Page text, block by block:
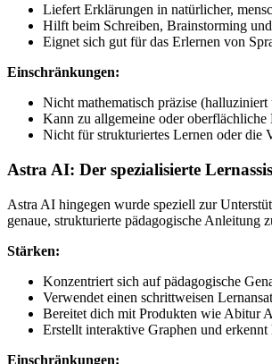
Liefert Erklärungen in natürlicher,
Hilft beim Schreiben, Brainstorming
Eignet sich gut für das Erlernen von
Einschränkungen:
Nicht mathematisch präzise
Kann zu allgemeine oder oberflächliche
Nicht für strukturiertes Lernen oder die
Astra AI: Der spezialisierte
Astra AI hingegen wurde speziell zur
genaue, strukturierte pädagogische Anleitung
Stärken:
Konzentriert sich auf pädagogische
Verwendet einen schrittweisen
Bereitet dich mit Produkten wie Abitur
Erstellt interaktive Graphen und erkennt
Einschränkungen: